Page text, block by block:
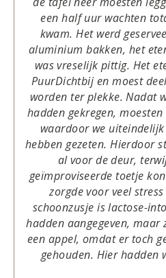
een half uur wachten
kwam. Het werd
aluminium bakken, het
was vreselijk pittig. Het
PuurDichtbij en moest
worden ter plekke. Nadat
hadden gekregen,
waardoor we
hebben gezeten. Hierdoor
al voor de deur,
geïmproviseerde toetje
zorgde voor veel
schoonzusje is lactose-
hadden aangegeven, maar
een appel, omdat er toch
gehouden. Hier hadden